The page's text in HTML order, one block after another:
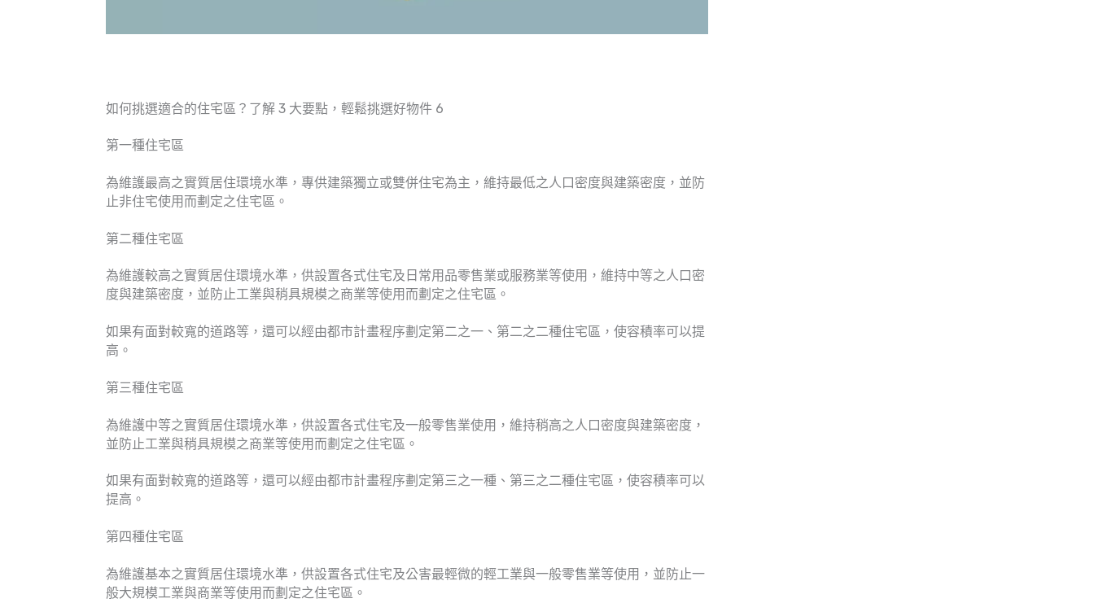
如何挑選適合的住宅區？了解 3 大要點，輕鬆挑選好物件 6
第一種住宅區
為維護最高之實質居住環境水準，專供建築獨立或雙併住宅為主，維持最低之人口密度與建築密度，並防
止非住宅使用而劃定之住宅區。
第二種住宅區
為維護較高之實質居住環境水準，供設置各式住宅及日常用品零售業或服務業等使用，維持中等之人口密
度與建築密度，並防止工業與稍具規模之商業等使用而劃定之住宅區。
如果有面對較寬的道路等，還可以經由都市計畫程序劃定第二之一、第二之二種住宅區，使容積率可以提
高。
第三種住宅區
為維護中等之實質居住環境水準，供設置各式住宅及一般零售業使用，維持稍高之人口密度與建築密度，
並防止工業與稍具規模之商業等使用而劃定之住宅區。
如果有面對較寬的道路等，還可以經由都市計畫程序劃定第三之一種、第三之二種住宅區，使容積率可以
提高。
第四種住宅區
為維護基本之實質居住環境水準，供設置各式住宅及公害最輕微的輕工業與一般零售業等使用，並防止一
般大規模工業與商業等使用而劃定之住宅區。